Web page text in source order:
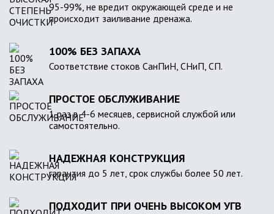
95-99%, не вредит окружающей среде и не
происходит заиливание дренажа.
100% БЕЗ ЗАПАХА
Соответствие стоков СанПиН, СНиП, СП.
ПРОСТОЕ ОБСЛУЖИВАНИЕ
1 раз в 4-6 месяцев, сервисной службой или
самостоятельно.
НАДЕЖНАЯ КОНСТРУКЦИЯ
гарантия до 5 лет, срок службы более 50 лет.
ПОДХОДИТ ПРИ ОЧЕНЬ ВЫСОКОМ УГВ